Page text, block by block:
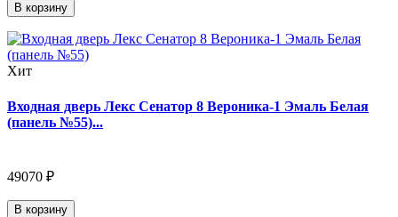
В корзину
Хит
Входная дверь Лекс Сенатор 8 Вероника-1 Эмаль Белая
(панель №55)...
49070 ₽
В корзину